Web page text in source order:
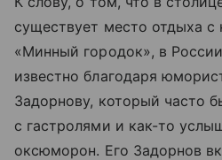
существует место отдыха
«Минный городок», в
известно благодаря
Задорнову, который часто
с гастролями и как-то
оксюморон. Его Задорнов